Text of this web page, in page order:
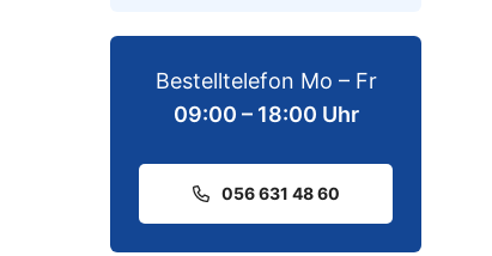
Bestelltelefon Mo – Fr
09:00 – 18:00 Uhr
056 631 48 60